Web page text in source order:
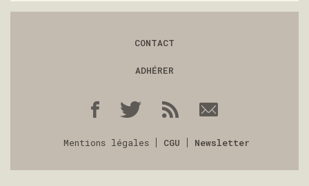
CONTACT
ADHÉRER
Mentions légales CGU Newsletter